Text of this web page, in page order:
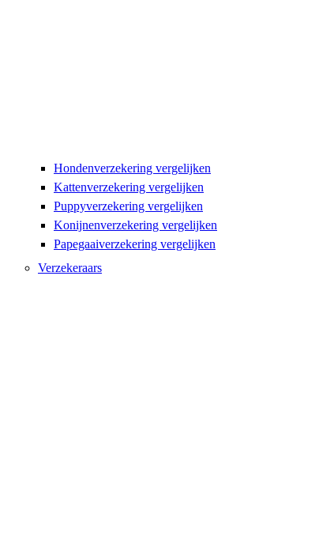
Hondenverzekering vergelijken
Kattenverzekering vergelijken
Puppyverzekering vergelijken
Konijnenverzekering vergelijken
Papegaaiverzekering vergelijken
Verzekeraars